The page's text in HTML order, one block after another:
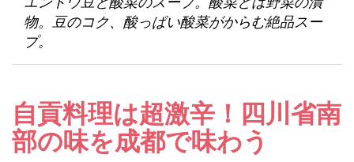
物。豆のコク、酸っぱい酸菜がからむ絶品スー
プ。
自貢料理は超激辛！四川省南
部の味を成都で味わう